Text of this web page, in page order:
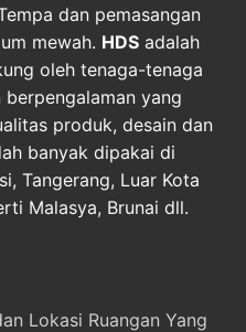
dan pemasangan
mewah. HDS adalah
oleh tenaga-tenaga
yang
produk, desain dan
banyak dipakai di
Tangerang, Luar Kota
Malasya, Brunai dll.
Lokasi Ruangan Yang